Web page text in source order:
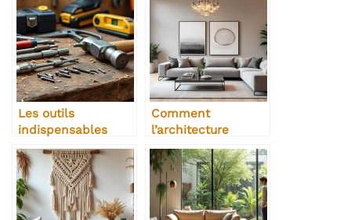
Les outils
indispensables
pour un bon
bricoleur
Comment
l’architecture
intérieure valorise
un bien immobilier